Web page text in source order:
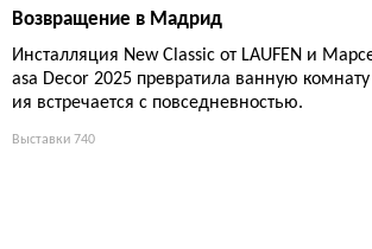
Возвращение в Мадрид
Инсталляция New Classic от LAUFEN и
asa Decor 2025 превратила ванную комнату
ия встречается с повседневностью.
Выставки 740